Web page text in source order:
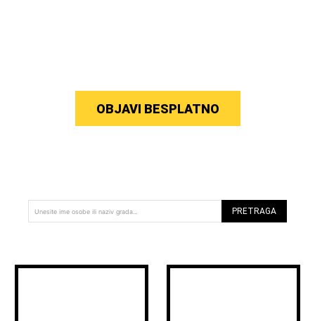
OBJAVI BESPLATNO
Unesite ime osobe ili naziv grada... PRETRAGA